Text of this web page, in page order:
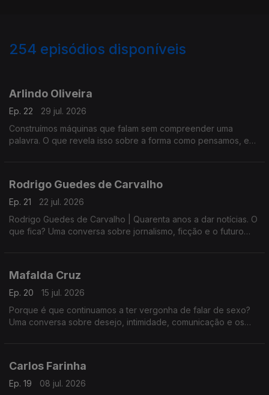
254 episódios disponíveis
Arlindo Oliveira
Ep. 22
29 jul. 2026
Construímos máquinas que falam sem compreender uma
palavra. O que revela isso sobre a forma como pensamos, e
Rodrigo Guedes de Carvalho
Ep. 21
22 jul. 2026
Rodrigo Guedes de Carvalho | Quarenta anos a dar notícias. O
que fica? Uma conversa sobre jornalismo, ficção e o futuro
Mafalda Cruz
Ep. 20
15 jul. 2026
Porque é que continuamos a ter vergonha de falar de sexo?
Uma conversa sobre desejo, intimidade, comunicação e os
Carlos Farinha
Ep. 19
08 jul. 2026